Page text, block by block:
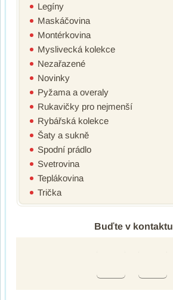
Legíny
Maskáčovina
Montérkovina
Myslivecká kolekce
Nezařazené
Novinky
Pyžama a overaly
Rukavičky pro nejmenší
Rybářská kolekce
Šaty a sukně
Spodní prádlo
Svetrovina
Teplákovina
Trička
Buďte v kontaktu